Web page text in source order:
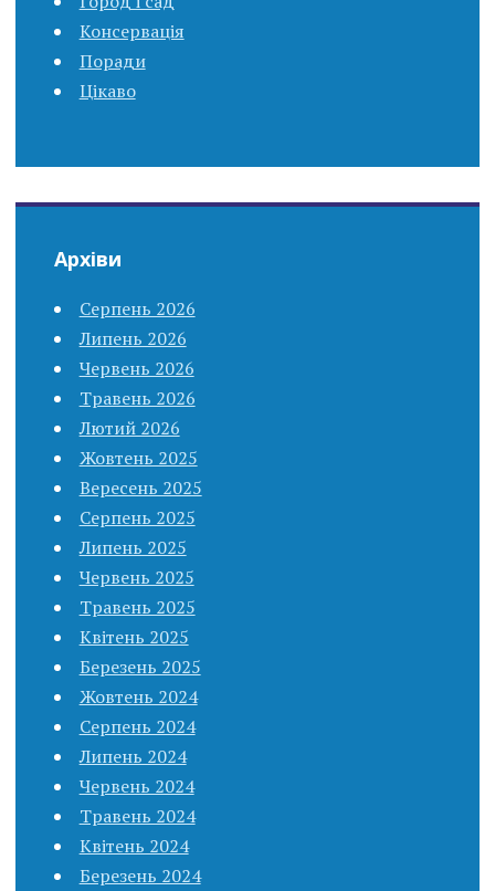
Консервація
Поради
Цікаво
Архіви
Серпень 2026
Липень 2026
Червень 2026
Травень 2026
Лютий 2026
Жовтень 2025
Вересень 2025
Серпень 2025
Липень 2025
Червень 2025
Травень 2025
Квітень 2025
Березень 2025
Жовтень 2024
Серпень 2024
Липень 2024
Червень 2024
Травень 2024
Квітень 2024
Березень 2024